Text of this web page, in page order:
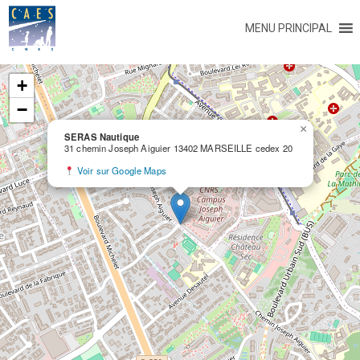
MENU PRINCIPAL
SERAS Nautique
31 chemin Joseph Aiguier 13402 MARSEILLE cedex 20
Voir sur Google Maps
×
+
−